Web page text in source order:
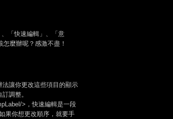
「快速編輯」、「意
麼辦呢？感激不盡！
讓你更改這些項目的顯示
調整。
>，快速編輯是一段
果你想更改順序，就要手